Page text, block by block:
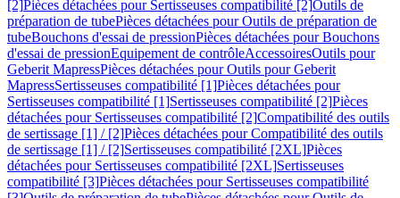
[2]Pièces détachées pour Sertisseuses compatibilité [2]Outils de
préparation de tubePièces détachées pour Outils de préparation de
tubeBouchons d'essai de pressionPièces détachées pour Bouchons
d'essai de pressionEquipement de contrôleAccessoiresOutils pour
Geberit MapressPièces détachées pour Outils pour Geberit
MapressSertisseuses compatibilité [1]Pièces détachées pour
Sertisseuses compatibilité [1]Sertisseuses compatibilité [2]Pièces
détachées pour Sertisseuses compatibilité [2]Compatibilité des outils
de sertissage [1] / [2]Pièces détachées pour Compatibilité des outils
de sertissage [1] / [2]Sertisseuses compatibilité [2XL]Pièces
détachées pour Sertisseuses compatibilité [2XL]Sertisseuses
compatibilité [3]Pièces détachées pour Sertisseuses compatibilité